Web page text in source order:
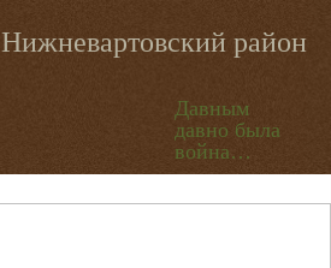
Нижневартовский район
Давным
давно была
война…